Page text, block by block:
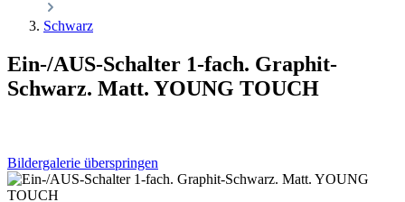
Schwarz
Ein-/AUS-Schalter 1-fach. Graphit-
Schwarz. Matt. YOUNG TOUCH
Bildergalerie überspringen